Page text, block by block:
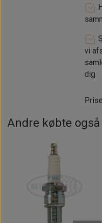
vi
dig
Andre købte også